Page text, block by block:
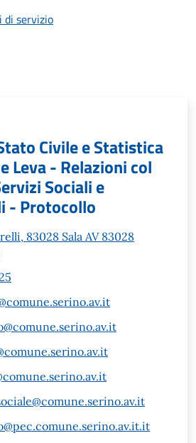
di servizio
Civile e Statistica
Leva - Relazioni col
Sociali e
- Protocollo
83028 Sala AV 83028